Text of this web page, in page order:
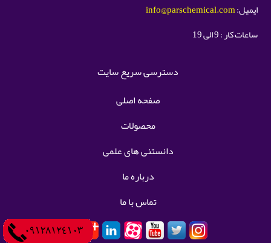
ایمیل:info@parschemical.com
ساعات کار : 9 الی 19
دسترسی سریع سایت
صفحه اصلی
محصولات
دانستنی های علمی
درباره ما
تماس با ما